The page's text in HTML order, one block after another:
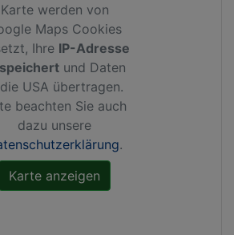
Karte werden von
Maps Cookies
Ihre IP-Adresse
und Daten
USA übertragen.
beachten Sie auch
dazu unsere
.